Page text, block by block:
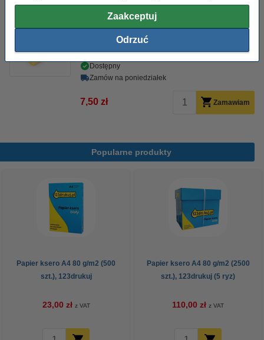
Zaakceptuj
Odrzuć
Ściereczka do czyszczenia drukarki laserowej
ściereczka do czyszczenia
999058
Kliknij i sprawdź całą specyfikacje
Dostępny
Zamów na poniedziałek
7,50 zł Zamawiam
Popularne produkty
Papier ksero A4 80 g/m2 (500
szt.), 123drukuj
23,00 zł z VAT
Papier ksero A4 80 g/m2 (2500
szt.), 123drukuj (5 ryz)
110,00 zł z VAT